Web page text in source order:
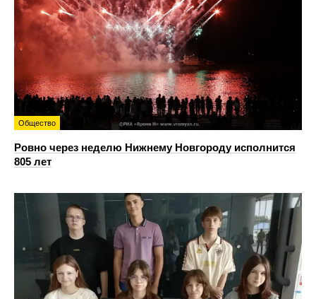
Общество
Ровно через неделю Нижнему Новгороду исполнится
805 лет